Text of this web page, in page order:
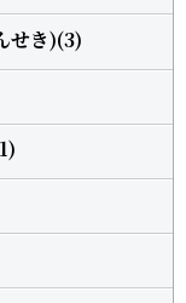
せき)(3)